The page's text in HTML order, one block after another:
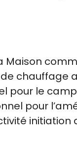
pour le camp
pour
initiation